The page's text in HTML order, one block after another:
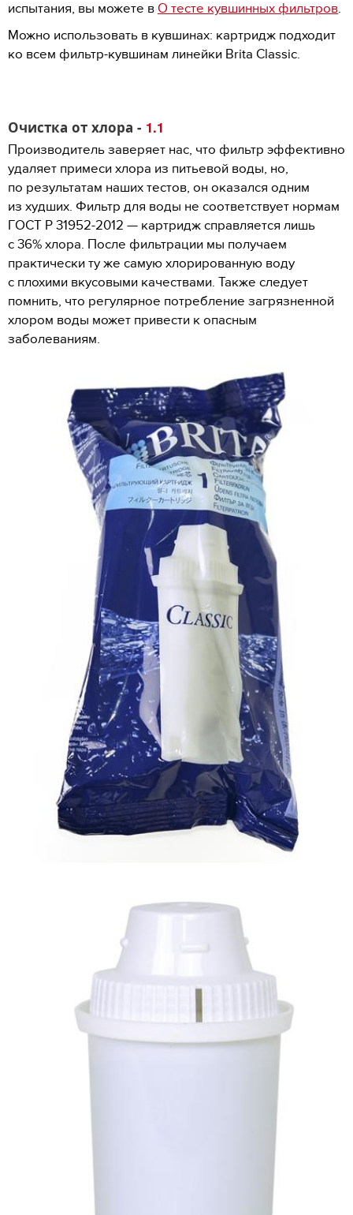
испытания, вы можете в О тесте кувшинных фильтров.
Можно использовать в кувшинах: картридж подходит
ко всем фильтр-кувшинам линейки Brita Classic.
Очистка от хлора - 1.1
Производитель заверяет нас, что фильтр эффективно
удаляет примеси хлора из питьевой воды, но,
по результатам наших тестов, он оказался одним
из худших. Фильтр для воды не соответствует нормам
ГОСТ Р 31952-2012 — картридж справляется лишь
с 36% хлора. После фильтрации мы получаем
практически ту же самую хлорированную воду
с плохими вкусовыми качествами. Также следует
помнить, что регулярное потребление загрязненной
хлором воды может привести к опасным
заболеваниям.